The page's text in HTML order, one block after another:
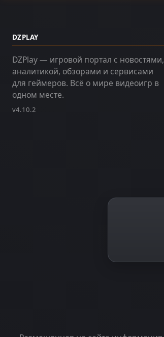
DZPLAY
DZPlay — игровой портал с новостями,
аналитикой, обзорами и сервисами
для геймеров. Всё о мире видеоигр в
одном месте.
v4.10.2